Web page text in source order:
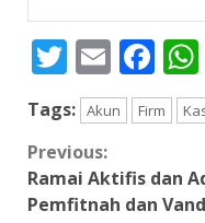
Twitter
Email
Tags: Akun Firm
Continue
Reading
Previous:
Ramai Aktifis dan
Pemfitnah dan